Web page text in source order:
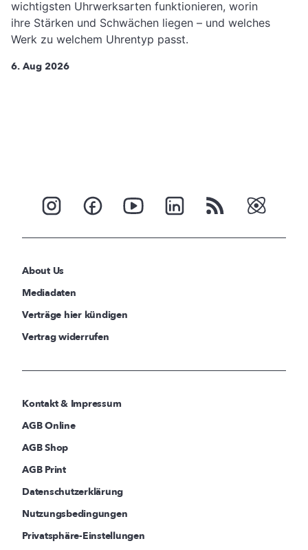
wichtigsten Uhrwerksarten funktionieren, worin
ihre Stärken und Schwächen liegen – und welches
Werk zu welchem Uhrentyp passt.
6. Aug 2026
About Us
Mediadaten
Verträge hier kündigen
Vertrag widerrufen
Kontakt & Impressum
AGB Online
AGB Shop
AGB Print
Datenschutzerklärung
Nutzungsbedingungen
Privatsphäre-Einstellungen